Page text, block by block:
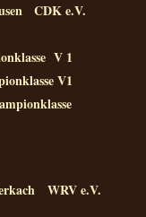
CDK e.V.
V 1
V1
WRV e.V.